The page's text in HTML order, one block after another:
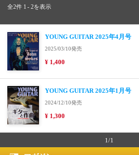
全2件 1 - 2を表示
YOUNG GUITAR 2025年4月号
2025/03/10発売
¥ 1,400
YOUNG GUITAR 2025年1月号
2024/12/10発売
¥ 1,300
1/1